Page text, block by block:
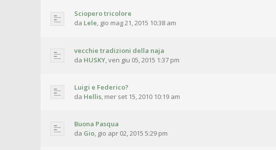
Sciopero tricolore
da Lele, gio mag 21, 2015 10:38 am
vecchie tradizioni della naja
da HUSKY,ven giu 05, 2015 1:37 pm
Luigi e Federico?
da Hellis, mer set 15, 2010 10:19 am
Buona Pasqua
da Gio, gio apr 02, 2015 5:29 pm